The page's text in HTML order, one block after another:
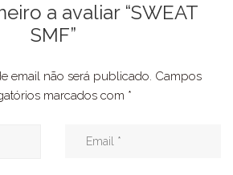
a avaliar “SWEAT
SMF”
email não será publicado. Campos
marcados com *